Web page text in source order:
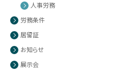
人事労務
労務条件
居留証
お知らせ
展示会